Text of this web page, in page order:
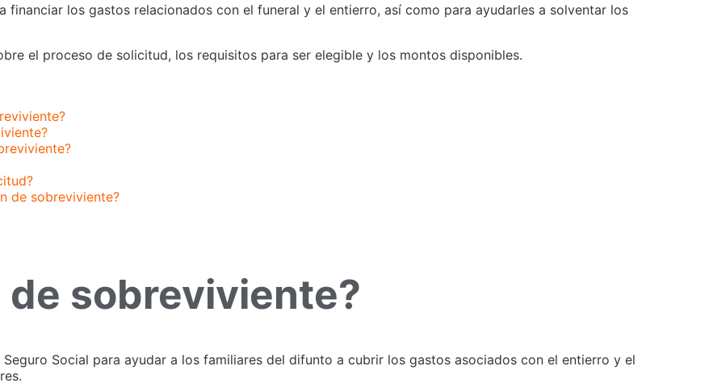
financiar los gastos relacionados con el funeral y el entierro, así como para ayudarles a solventar los
el proceso de solicitud, los requisitos para ser elegible y los montos disponibles.
de sobreviviente?
de sobreviviente?
Social para ayudar a los familiares del difunto a cubrir los gastos asociados con el entierro y el